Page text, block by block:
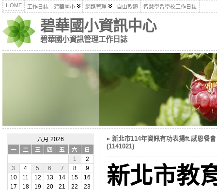
HOME 工作日誌 碧華國小 網路管理 自由軟體 智慧學習學校工作日誌
碧華國小資訊中心
碧華國小資訊管理工作日誌
八月 2026
一
二 三 四 五 六
日
1
2
3
4 5 6 7 8
9
10
11 12 13 14 15
16
17
18 19 20 21 22
23
« 新北市114年資訊有功表揚ft.感恩餐會
(1141021)
新北市教